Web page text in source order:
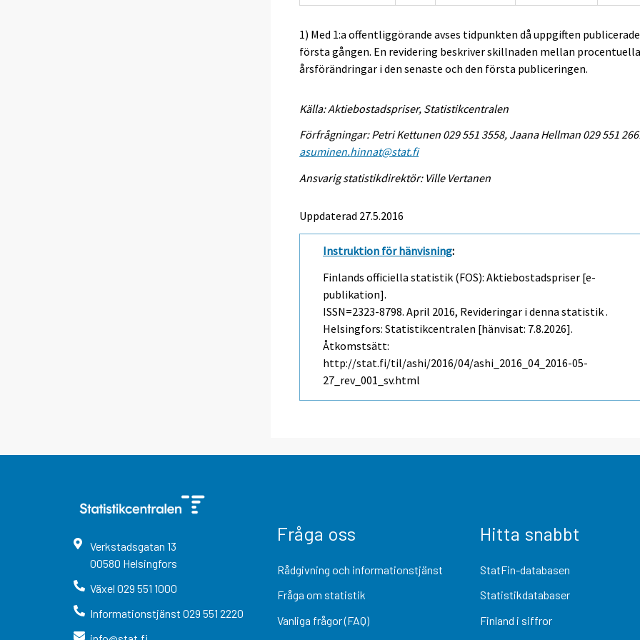
1) Med 1:a offentliggörande avses tidpunkten då uppgiften
första gången. En revidering beskriver skillnaden mellan procentuella
årsförändringar i den senaste och den första publiceringen.
Källa: Aktiebostadspriser, Statistikcentralen
Förfrågningar: Petri Kettunen 029 551 3558, Jaana Hellman 029 551
asuminen.hinnat@stat.fi
Ansvarig statistikdirektör: Ville Vertanen
Uppdaterad 27.5.2016
Instruktion för hänvisning:
Finlands officiella statistik (FOS): Aktiebostadspriser [e-
publikation].
ISSN=2323-8798.April 2016, Revideringar i denna statistik .
Helsingfors: Statistikcentralen [hänvisat: 7.8.2026].
Åtkomstsätt:
http://stat.fi/til/ashi/2016/04/ashi_2016_04_2016-05-
27_rev_001_sv.html
Verkstadsgatan 13
00580 Helsingfors
Växel 029 551 1000
Informationstjänst 029 551 2220
Fråga oss
Rådgivning och informationstjänst
Fråga om statistik
Vanliga frågor (FAQ)
Hitta snabbt
StatFin-databasen
Statistikdatabaser
Finland i siffror